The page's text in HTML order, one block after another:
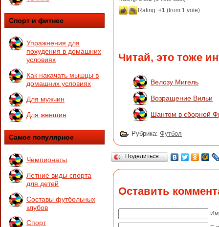
Спорт и фитнес
Упражнения для
похудения в домашних
условиях
Как накачать мышцы в
домашних условиях
Для мужчин
Для женщин
Самое популярное
Чемпионаты
Летние виды спорта
для детей
Составы футбольных
клубов
Спорт
Rating: +1 (from 1 vote)
Читай, это тоже
Велозу Мигель
Возращение Вильи
Шантом в сборной
Рубрика: Футбол
Поделиться…
Оставить